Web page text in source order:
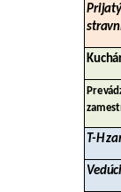
T-H